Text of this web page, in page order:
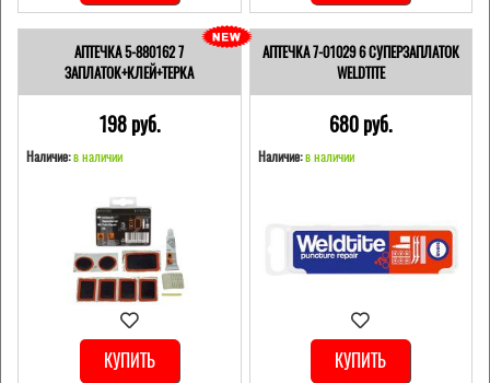
АПТЕЧКА 5-880162 7
ЗАПЛАТОК+КЛЕЙ+ТЕРКА
198 pуб.
Наличие:в наличии
КУПИТЬ
АПТЕЧКА 7-01029 6 СУПЕРЗАПЛАТОК
WELDTITE
680 pуб.
Наличие: в наличии
КУПИТЬ